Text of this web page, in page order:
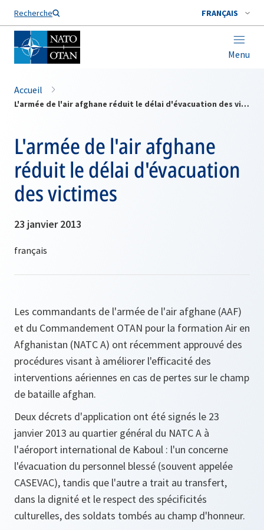
Recherche FRANÇAIS
Menu
Nom de famille*
Accueil
L'armée de l'air afghane réduit le délai d'évacuation des victimes
L'armée de l'air afghane
réduit le délai d'évacuation
des victimes
23 janvier 2013
Les commandants de l'armée de l'air afghane (AAF)
et du Commandement OTAN pour la formation Air en
Afghanistan (NATC A) ont récemment approuvé des
procédures visant à améliorer l'efficacité des
interventions aériennes en cas de pertes sur le champ
de bataille afghan.
Deux décrets d'application ont été signés le 23
janvier 2013 au quartier général du NATC A à
l'aéroport international de Kaboul : l'un concerne
l'évacuation du personnel blessé (souvent appelée
CASEVAC), tandis que l'autre a trait au transfert,
dans la dignité et le respect des spécificités
culturelles, des soldats tombés au champ d'honneur.